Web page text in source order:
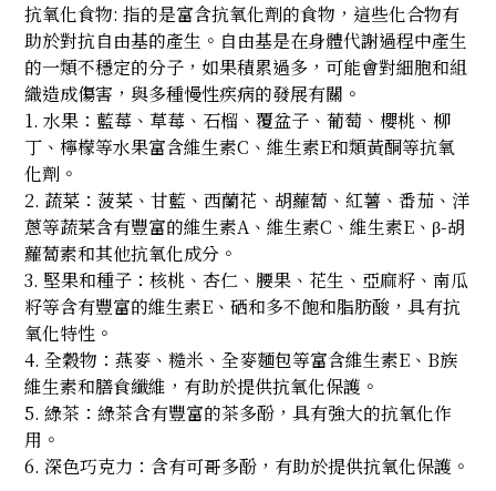
抗氧化食物: 指的是富含抗氧化劑的食物，這些化合物有
助於對抗自由基的產生。自由基是在身體代謝過程中產生
的一類不穩定的分子，如果積累過多，可能會對細胞和組
織造成傷害，與多種慢性疾病的發展有關。
1. 水果：藍莓、草莓、石榴、覆盆子、葡萄、櫻桃、柳
丁、檸檬等水果富含維生素C、維生素E和類黃酮等抗氧
化劑。
2. 蔬菜：菠菜、甘藍、西蘭花、胡蘿蔔、紅薯、番茄、洋
蔥等蔬菜含有豐富的維生素A、維生素C、維生素E、β-胡
蘿蔔素和其他抗氧化成分。
3. 堅果和種子：核桃、杏仁、腰果、花生、亞麻籽、南瓜
籽等含有豐富的維生素E、硒和多不飽和脂肪酸，具有抗
氧化特性。
4. 全穀物：燕麥、糙米、全麥麵包等富含維生素E、B族
維生素和膳食纖維，有助於提供抗氧化保護。
5. 綠茶：綠茶含有豐富的茶多酚，具有強大的抗氧化作
用。
6. 深色巧克力：含有可哥多酚，有助於提供抗氧化保護。